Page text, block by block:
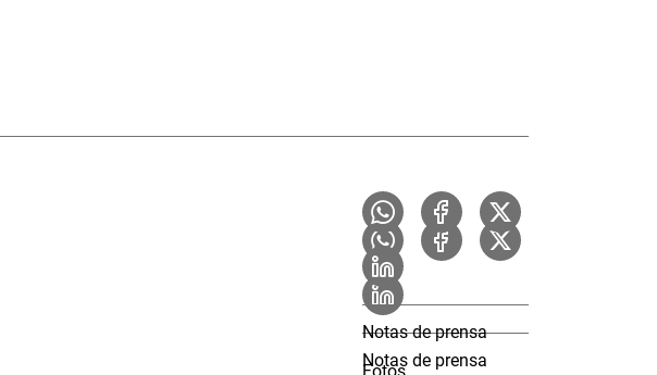
Notas de prensa
Notas de prensa